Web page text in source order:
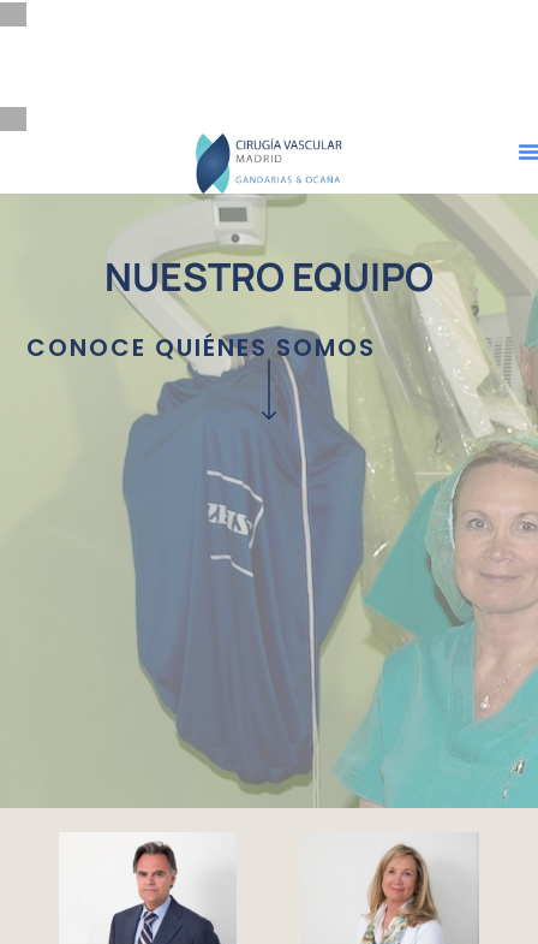
NUESTRO EQUIPO
CONOCE QUIÉNES SOMOS